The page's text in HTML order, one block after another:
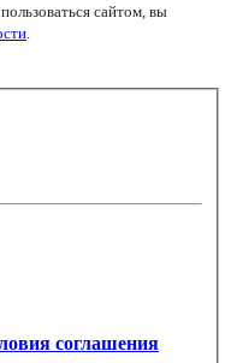
сайтом, вы
.
соглашения